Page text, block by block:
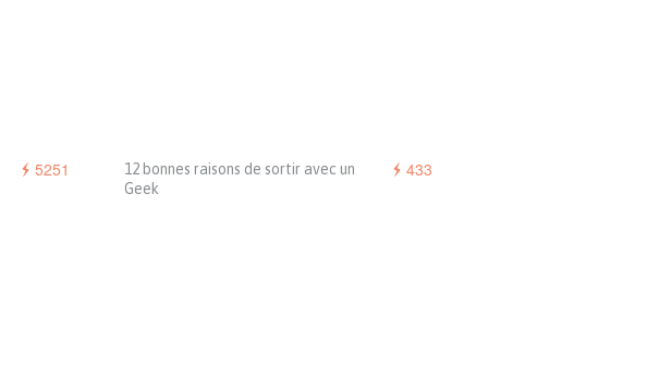
5251 433
12 bonnes raisons de sortir avec un
Geek